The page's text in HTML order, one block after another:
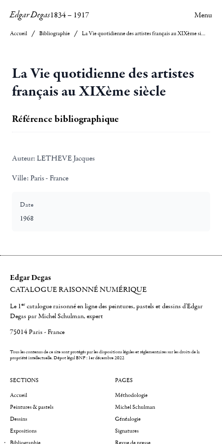
Edgar Degas1834– 1917 Menu
Accueil Bibliographie La Vie quotidienne des artistes français au XIXème siècle
La Vie quotidienne des artistes
français au XIXème siècle
Référence bibliographique
Auteur: LETHEVE Jacques
Ville: Paris - France
Date
1968
Edgar Degas
CATALOGUE RAISONNÉ NUMÉRIQUE
Le 1er catalogue raisonné en ligne des peintures, pastels et dessins d'Edgar
Degas par Michel Schulman, expert
75014 Paris - France
Tous les contenus de ce site sont protégés par les dispositions légales et réglementaires sur les droits de la
propriété intellectuelle.Dépot légal BNF : 1er décembre 2022
SECTIONS
Accueil
Peintures & pastels
Dessins
Expositions
PAGES
Méthodologie
Michel Schulman
Généalogie
Signatures